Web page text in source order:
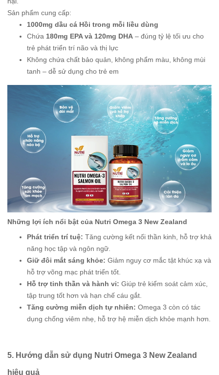
Sản phẩm cung cấp:
1000mg dầu cá Hồi trong mỗi liều dùng
Chứa 180mg EPA và 120mg DHA – đúng tỷ lệ tối ưu cho
trẻ phát triển trí não và thị lực
Không chứa chất bảo quản, không phẩm màu, không mùi
tanh – dễ sử dụng cho trẻ em
Những lợi ích nổi bật của Nutri Omega 3 New Zealand
Phát triển trí tuệ: Tăng cường kết nối thần kinh, hỗ trợ khả
năng học tập và ngôn ngữ.
Giữ đôi mắt sáng khỏe: Giảm nguy cơ mắc tật khúc xạ và
hỗ trợ võng mạc phát triển tốt.
Hỗ trợ tinh thần và hành vi: Giúp trẻ kiểm soát cảm xúc,
tập trung tốt hơn và hạn chế cáu gắt.
Tăng cường miễn dịch tự nhiên: Omega 3 còn có tác
dụng chống viêm nhẹ, hỗ trợ hệ miễn dịch khỏe mạnh hơn.
5. Hướng dẫn sử dụng Nutri Omega 3 New Zealand
hiệu quả